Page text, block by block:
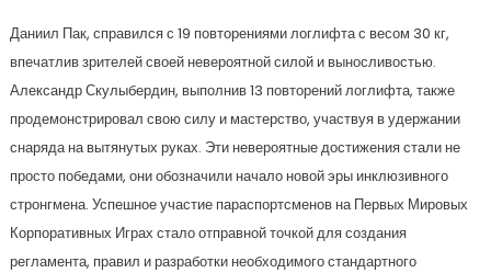
Даниил Пак, справился с 19 повторениями логлифта с весом 30 кг,
впечатлив зрителей своей невероятной силой и выносливостью.
Александр Скулыбердин, выполнив 13 повторений логлифта, также
продемонстрировал свою силу и мастерство, участвуя в удержании
снаряда на вытянутых руках. Эти невероятные достижения стали не
просто победами, они обозначили начало новой эры инклюзивного
стронгмена. Успешное участие параспортсменов на Первых Мировых
Корпоративных Играх стало отправной точкой для создания
регламента, правил и разработки необходимого стандартного